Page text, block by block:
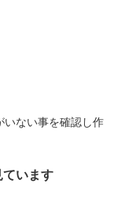
いない事を確認し作
ています